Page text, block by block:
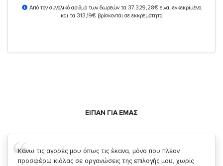
Από τον συνολικό αριθμό των δωρεών τα 37.329,28€ είναι εγκεκριμένα
και τα 313,19€ βρίσκονται σε εκκρεμότητα
ΕΙΠΑΝ ΓΙΑ ΕΜΑΣ
Σας ευχαριστώ που μας δίνετε την δυνατότητα να κάνουμε
κάτι!